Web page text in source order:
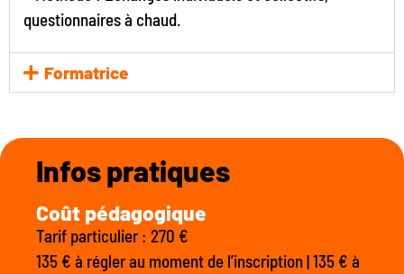
questionnaires à chaud.
Formatrice
Infos pratiques
Coût pédagogique
Tarif particulier : 270 €
135 € à régler au moment de l’inscription | 135 € à